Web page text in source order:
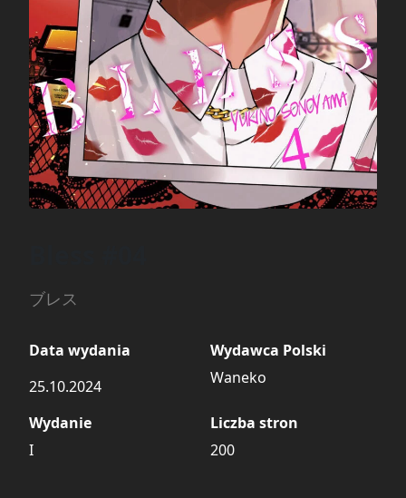
ブレス
Data wydania
25.10.2024
Wydawca Polski
Waneko
Wydanie
I
Liczba stron
200